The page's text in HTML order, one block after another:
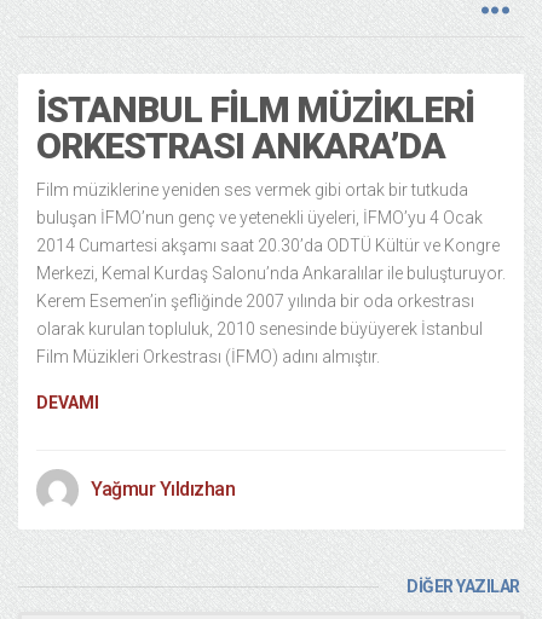
İSTANBUL FILM MÜZIKLERI
ORKESTRASI ANKARA’DA
Film müziklerine yeniden ses vermek gibi ortak bir tutkuda
buluşan İFMO’nun genç ve yetenekli üyeleri, İFMO’yu 4 Ocak
2014 Cumartesi akşamı saat 20.30’da ODTÜ Kültür ve Kongre
Merkezi, Kemal Kurdaş Salonu’nda Ankaralılar ile buluşturuyor.
Kerem Esemen’in şefliğinde 2007 yılında bir oda orkestrası
olarak kurulan topluluk, 2010 senesinde büyüyerek İstanbul
Film Müzikleri Orkestrası (İFMO) adını almıştır.
DEVAMI
Yağmur Yıldızhan
DİĞER YAZILAR